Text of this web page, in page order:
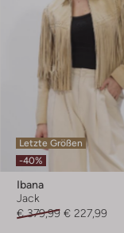
Letzte Größen
-40%
Ibana
Jack
€ 379,99 € 227,99